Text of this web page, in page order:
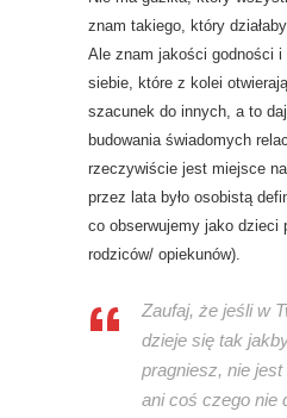
znam takiego, który
Ale znam jakości godności
siebie, które z kolei
szacunek do innych, a to
budowania świadomych
rzeczywiście jest miejsce
przez lata było osobistą
co obserwujemy jako dzieci
rodziców/ opiekunów).
Zaufaj, że jeśli w
dzieje się tak
pragniesz, nie
ani coś czego nie